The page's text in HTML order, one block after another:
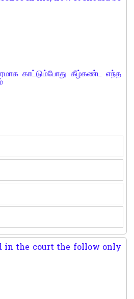
காட்டும்போது கீழ்கண்ட எந்த
in the court the follow only